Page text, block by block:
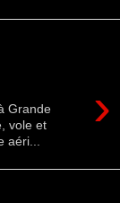
›
Grande
vole et
aéri...